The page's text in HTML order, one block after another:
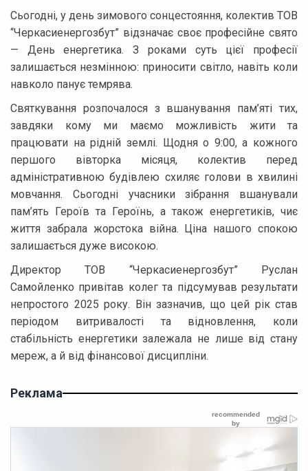
Сьогодні, у день зимового сонцестояння, колектив ТОВ
“Черкасиенергозбут” відзначає своє професійне свято
— День енергетика. З роками суть цієї професії
залишається незмінною: приносити світло, навіть коли
навколо панує темрява.
Святкування розпочалося з вшанування пам’яті тих,
завдяки кому ми маємо можливість жити та
працювати на рідній землі. Щодня о 9:00, а кожного
першого вівторка місяця, колектив перед
адміністративною будівлею схиляє голови в хвилині
мовчання. Сьогодні учасники зібрання вшанували
пам’ять Героїв та Героїнь, а також енергетиків, чиє
життя забрала жорстока війна. Ціна нашого спокою
залишається дуже високою.
Директор ТОВ “Черкасиенергозбут” Руслан
Самойленко привітав колег та підсумував результати
непростого 2025 року. Він зазначив, що цей рік став
періодом витривалості та відновлення, коли
стабільність енергетики залежала не лише від стану
мереж, а й від фінансової дисципліни.
Реклама